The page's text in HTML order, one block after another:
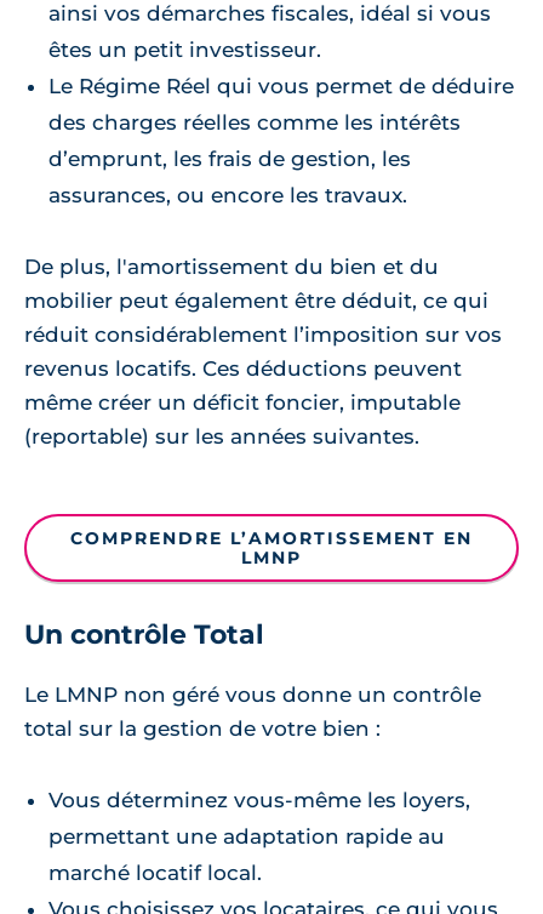
ainsi vos démarches fiscales, idéal si vous
êtes un petit investisseur.
Le Régime Réel qui vous permet de déduire
des charges réelles comme les intérêts
d’emprunt, les frais de gestion, les
assurances, ou encore les travaux.
De plus, l'amortissement du bien et du
mobilier peut également être déduit, ce qui
réduit considérablement l’imposition sur vos
revenus locatifs. Ces déductions peuvent
même créer un déficit foncier, imputable
(reportable) sur les années suivantes.
COMPRENDRE L’AMORTISSEMENT EN
LMNP
Un contrôle Total
Le LMNP non géré vous donne un contrôle
total sur la gestion de votre bien :
Vous déterminez vous-même les loyers,
permettant une adaptation rapide au
marché locatif local.